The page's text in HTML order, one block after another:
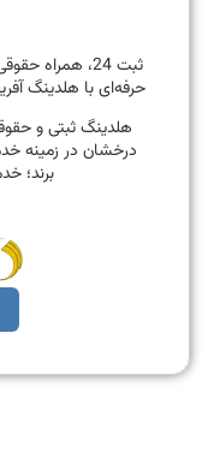
ثبت 24،
حرفه‌ای با هلدینگ
درخشان در زمینه
برند؛